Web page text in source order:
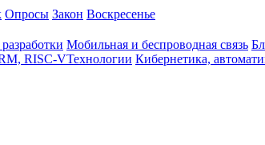
Опросы Закон Воскресенье
Мобильная и беспроводная связь
RISC-VТехнологии Кибернетика,